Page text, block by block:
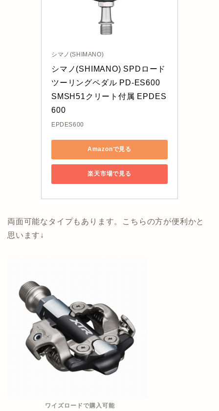
シマノ(SHIMANO)
シマノ(SHIMANO) SPDロード
ツーリングペダル PD-ES600
SMSH51クリート付属 EPDES
600
EPDES600
Amazonで見る
楽天市場で見る
両面可能なタイプもあります。こちらの方が便利かと
思います↓
ワイズロードで購入可能